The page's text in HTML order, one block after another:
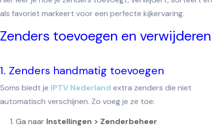
als favoriet markeert voor een perfecte kijkervaring.
Zenders toevoegen en verwijderen
1. Zenders handmatig toevoegen
Soms biedt je IPTV Nederland extra zenders die niet
automatisch verschijnen. Zo voeg je ze toe:
Ga naar Instellingen > Zenderbeheer